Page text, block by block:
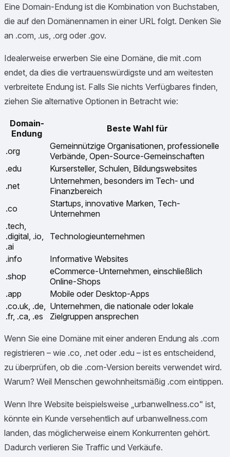
Eine Domain-Endung ist die Kombination von Buchstaben,
die auf den Domänennamen in einer URL folgt. Denken Sie
an .com, .us, .org oder .gov.
Idealerweise erwerben Sie eine Domäne, die mit .com
endet, da dies die vertrauenswürdigste und am weitesten
verbreitete Endung ist. Falls Sie nichts Verfügbares finden,
ziehen Sie alternative Optionen in Betracht wie:
Domain-
Endung
Beste Wahl für
.org
Gemeinnützige Organisationen, professionelle
Verbände, Open-Source-Gemeinschaften
.edu
Kursersteller, Schulen, Bildungswebsites
.net
Unternehmen, besonders im Tech- und
Finanzbereich
.co
Startups, innovative Marken, Tech-
Unternehmen
.tech,
.digital, .io,
.ai
Technologieunternehmen
.info
Informative Websites
.shop
eCommerce-Unternehmen, einschließlich
Online-Shops
.app
Mobile oder Desktop-Apps
.co.uk, .de,
.fr, .ca, .es
Unternehmen, die nationale oder lokale
Zielgruppen ansprechen
Wenn Sie eine Domäne mit einer anderen Endung als .com
registrieren – wie .co, .net oder .edu – ist es entscheidend,
zu überprüfen, ob die .com-Version bereits verwendet wird.
Warum? Weil Menschen gewohnheitsmäßig .com eintippen.
Wenn Ihre Website beispielsweise „urbanwellness.co" ist,
könnte ein Kunde versehentlich auf urbanwellness.com
landen, das möglicherweise einem Konkurrenten gehört.
Dadurch verlieren Sie Traffic und Verkäufe.